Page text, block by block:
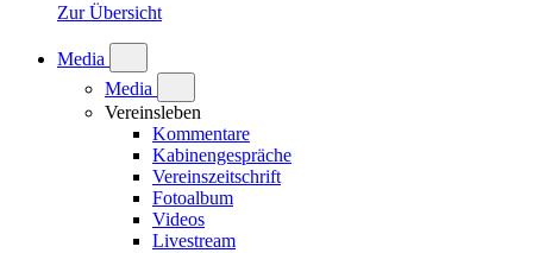
Zur Übersicht
Media
Media
Vereinsleben
Kommentare
Kabinengespräche
Vereinszeitschrift
Fotoalbum
Videos
Livestream